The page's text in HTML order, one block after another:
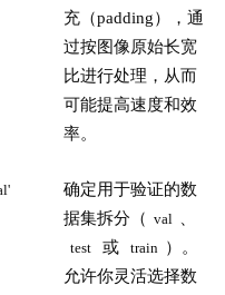
充（padding），通
过按图像原始长宽
比进行处理，从而
可能提高速度和效
率。
确定用于验证的数
据集拆分（ val
test 或 train ）。
允许你灵活选择数